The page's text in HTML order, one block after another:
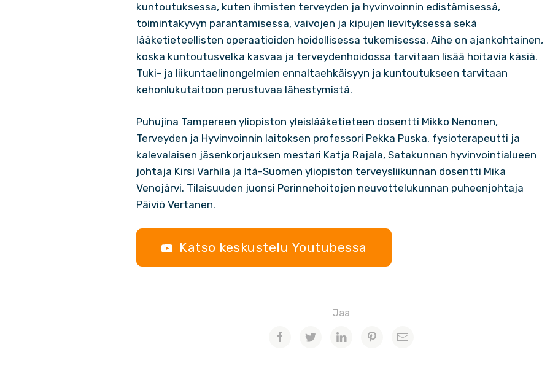
kuntoutuksessa, kuten ihmisten terveyden ja hyvinvoinnin edistämisessä,
toimintakyvyn parantamisessa, vaivojen ja kipujen lievityksessä sekä
lääketieteellisten operaatioiden hoidollisessa tukemisessa. Aihe on ajankohtainen,
koska kuntoutusvelka kasvaa ja terveydenhoidossa tarvitaan lisää hoitavia käsiä.
Tuki- ja liikuntaelinongelmien ennaltaehkäisyyn ja kuntoutukseen tarvitaan
kehonlukutaitoon perustuvaa lähestymistä.
Puhujina Tampereen yliopiston yleislääketieteen dosentti Mikko Nenonen,
Terveyden ja Hyvinvoinnin laitoksen professori Pekka Puska, fysioterapeutti ja
kalevalaisen jäsenkorjauksen mestari Katja Rajala, Satakunnan hyvinvointialueen
johtaja Kirsi Varhila ja Itä-Suomen yliopiston terveysliikunnan dosentti Mika
Venojärvi. Tilaisuuden juonsi Perinnehoitojen neuvottelukunnan puheenjohtaja
Päiviö Vertanen.
Katso keskustelu Youtubessa
Jaa